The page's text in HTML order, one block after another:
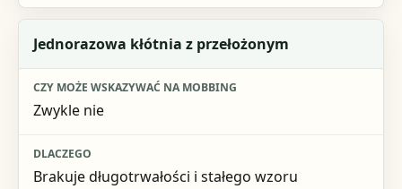
Jednorazowa kłótnia z przełożonym
Zwykle nie
Brakuje długotrwałości i stałego wzoru